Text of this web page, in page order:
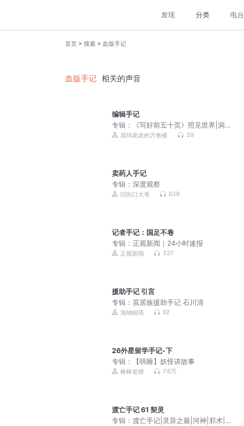
发现 分类 电台
首页 > 搜索 > 血版手记
血版手记 相关的声音
编辑手记
专辑：
《写好前五十页》照见世界|洞达
学问|博览群书L26
眉坞老农的万卷楼 39
卖药人手记
专辑： 深度观察
旧街口大爷 639
记者手记：国足不卷
专辑： 正观新闻｜24小时速报
正观新闻 327
援助手记 引言
专辑： 茧居族援助手记 石川清
海纳鲲瑛 92
26外星留学手记-下
专辑：
【哄睡】妖怪讲故事
棒棒老师 7.6万
渡亡手记 61 契灵
专辑： 渡亡手记|灵异之最|河神|邪术|纸